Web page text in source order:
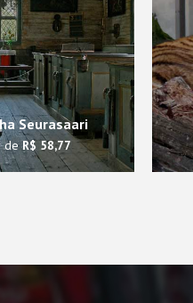
Seurasaari
deR$ 58,77